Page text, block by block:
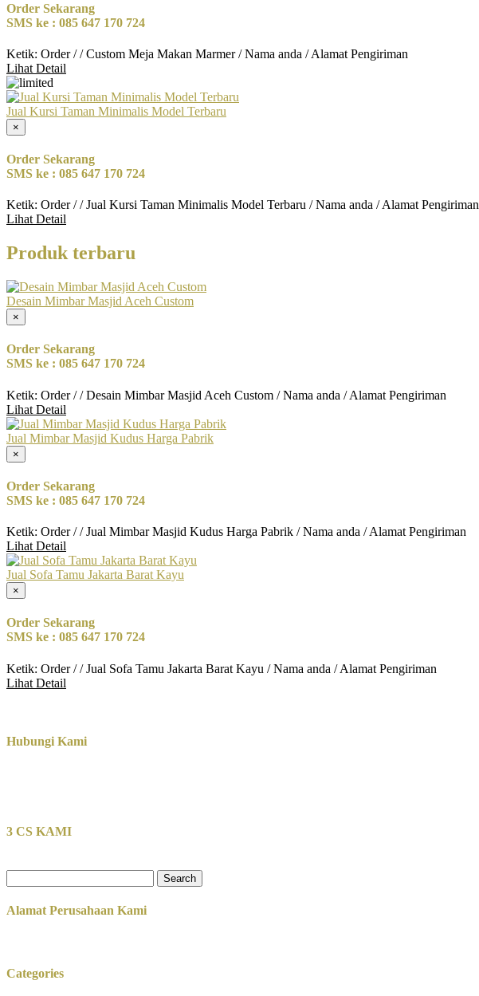
Order Sekarang
SMS ke : 085 647 170 724
Ketik: Order / / Custom Meja Makan Marmer / Nama anda / Alamat Pengiriman
Lihat Detail
Jual Kursi Taman Minimalis Model Terbaru
×
Order Sekarang
SMS ke : 085 647 170 724
Ketik: Order / / Jual Kursi Taman Minimalis Model Terbaru / Nama anda / Alamat Pengiriman
Lihat Detail
Produk terbaru
Desain Mimbar Masjid Aceh Custom
×
Order Sekarang
SMS ke : 085 647 170 724
Ketik: Order / / Desain Mimbar Masjid Aceh Custom / Nama anda / Alamat Pengiriman
Lihat Detail
Jual Mimbar Masjid Kudus Harga Pabrik
×
Order Sekarang
SMS ke : 085 647 170 724
Ketik: Order / / Jual Mimbar Masjid Kudus Harga Pabrik / Nama anda / Alamat Pengiriman
Lihat Detail
Jual Sofa Tamu Jakarta Barat Kayu
×
Order Sekarang
SMS ke : 085 647 170 724
Ketik: Order / / Jual Sofa Tamu Jakarta Barat Kayu / Nama anda / Alamat Pengiriman
Lihat Detail
Hubungi Kami
3 CS KAMI
for:
Alamat Perusahaan Kami
Categories